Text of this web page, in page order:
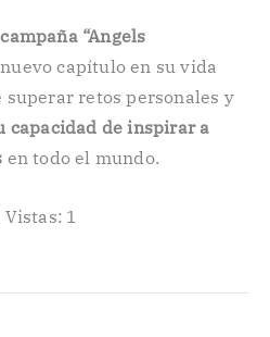
“Angels
capítulo en su vida
superar retos personales y
capacidad de inspirar a
en todo el mundo.
Vistas: 1